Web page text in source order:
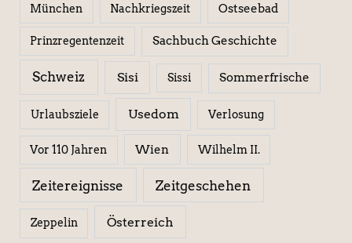
München Nachkriegszeit Ostseebad
Prinzregentenzeit Sachbuch Geschichte
Schweiz Sisi Sissi Sommerfrische
Urlaubsziele Usedom Verlosung
Vor 110 Jahren Wien Wilhelm II.
Zeitereignisse Zeitgeschehen
Zeppelin Österreich